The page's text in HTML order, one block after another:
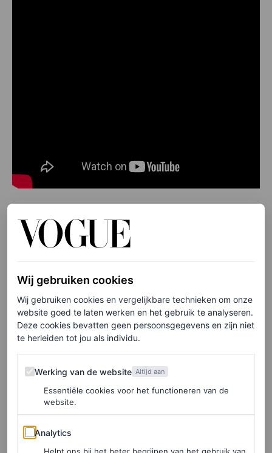
Inside Out (2015)
Zo’n film waar je net zo van kunt genieten als kinderen
en echt, daar hoef je je niet voor te schamen. Pixar is
gewoon uitzonderlijk in het maken van tekenfilms die je
recht in het hart raken.Inside Outis daarin geen
uitzondering. En ben je klaar met het eerste deel, dan kun
je ookInside Out 2bekijken.
Wij gebruiken cookies
Wij gebruiken cookies en vergelijkbare technieken om onze
website goed te laten werken en het gebruik te analyseren.
Deze cookies bevatten geen persoonsgegevens en zijn niet
te herleiden tot jou als individu.
Werking van de website
Werking van de website Altijd aan
Essentiële cookies voor het functioneren van de
website.
Analytics
Analytics